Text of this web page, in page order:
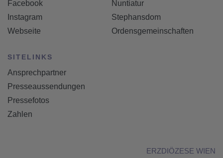
Facebook
Instagram
Webseite
Nuntiatur
Stephansdom
Ordensgemeinschaften
SITELINKS
Ansprechpartner
Presseaussendungen
Pressefotos
Zahlen
ERZDIÖZESE WIEN